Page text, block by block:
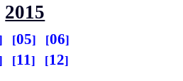
2015
05
06
11 12